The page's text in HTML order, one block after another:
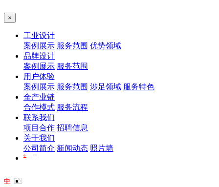
×
工业设计
案例展示 服务范围 优势领域
品牌设计
案例展示 服务范围
用户体验
案例展示 服务范围 涉足领域 服务特色
全产业链
合作模式 服务流程
联系我们
项目合作 招聘信息
关于我们
公司简介 新闻动态 照片墙
中 EN
中 EN